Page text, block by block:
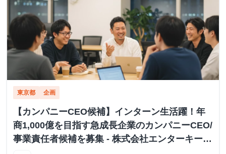
東京都 企画
【カンパニーCEO候補】インターン生活躍！年
商1,000億を目指す急成長企業のカンパニーCEO/
事業責任者候補を募集 - 株式会社エンターキーの